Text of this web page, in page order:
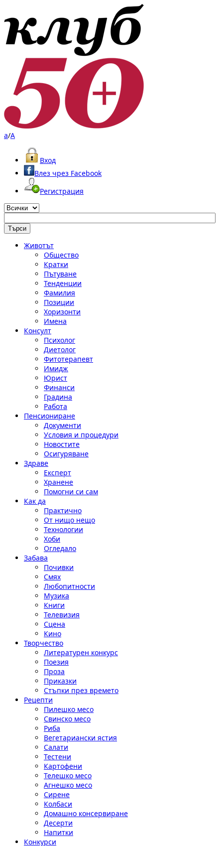
a/A
Вход
Влез чрез Facebook
Регистрация
Животът
Общество
Кратки
Пътуване
Тенденции
Фамилия
Позиции
Хоризонти
Имена
Консулт
Психолог
Диетолог
Фитотерапевт
Имидж
Юрист
Финанси
Градина
Работа
Пенсиониране
Документи
Условия и процедури
Новостите
Осигуряване
Здраве
Експерт
Хранене
Помогни си сам
Как да
Практично
От нищо нещо
Технологии
Хоби
Огледало
Забава
Почивки
Смях
Любопитности
Музика
Книги
Телевизия
Сцена
Кино
Творчество
Литературен конкурс
Поезия
Проза
Приказки
Стъпки през времето
Рецепти
Пилешко месо
Свинско месо
Риба
Вегетариански ястия
Салати
Тестени
Картофени
Телешко месо
Агнешко месо
Сирене
Колбаси
Домашно консервиране
Десерти
Напитки
Конкурси